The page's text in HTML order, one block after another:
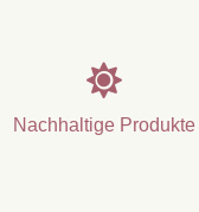

Nachhaltige Produkte